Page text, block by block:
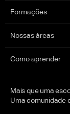
Formações
Nossas áreas
Como aprender
Mais que uma
Uma comunidade